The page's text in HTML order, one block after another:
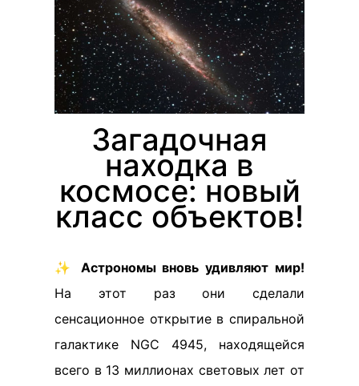
Загадочная
находка в
космосе: новый
класс объектов!
✨ Астрономы вновь удивляют мир!
На этот раз они сделали
сенсационное открытие в спиральной
галактике NGC 4945, находящейся
всего в 13 миллионах световых лет от